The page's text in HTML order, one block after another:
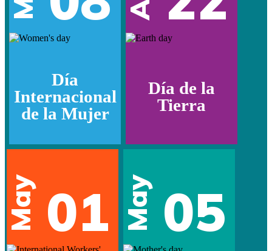
Día
Internacional
de la Mujer
Día de la
Tierra
May 01 May 05